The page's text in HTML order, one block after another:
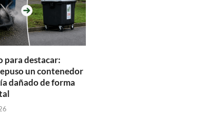
para destacar:
un contenedor
dañado de forma